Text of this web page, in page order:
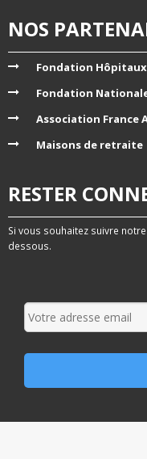
NOS
Fondation Hôpitaux
Fondation
Association France
Maisons de retraite
RESTER
Si vous souhaitez suivre
dessous.